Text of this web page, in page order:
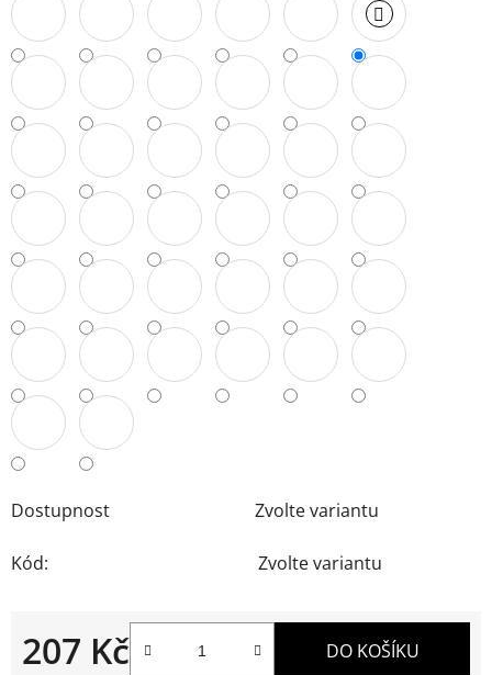
Dostupnost Zvolte variantu
Kód: Zvolte variantu
207 Kč DO KOŠÍKU